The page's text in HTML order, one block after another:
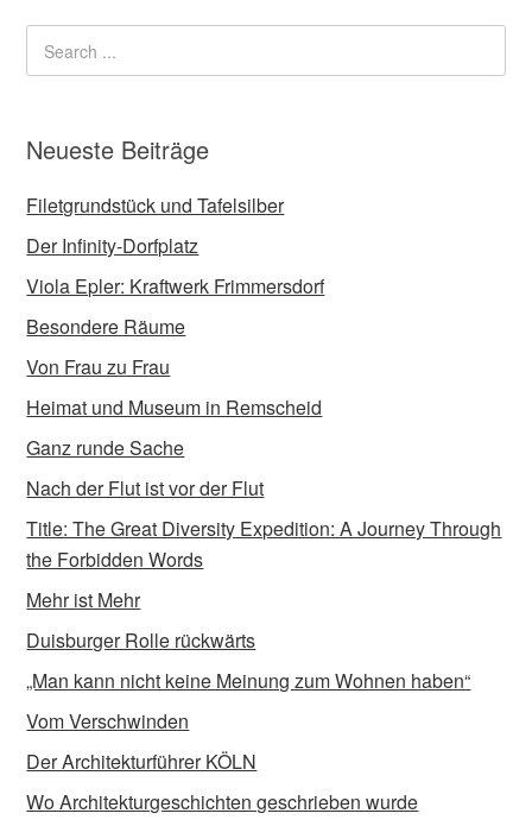
Neueste Beiträge
Filetgrundstück und Tafelsilber
Der Infinity-Dorfplatz
Viola Epler: Kraftwerk Frimmersdorf
Besondere Räume
Von Frau zu Frau
Heimat und Museum in Remscheid
Ganz runde Sache
Nach der Flut ist vor der Flut
Title: The Great Diversity Expedition: A Journey Through
the Forbidden Words
Mehr ist Mehr
Duisburger Rolle rückwärts
„Man kann nicht keine Meinung zum Wohnen haben“
Vom Verschwinden
Der Architekturführer KÖLN
Wo Architekturgeschichten geschrieben wurde